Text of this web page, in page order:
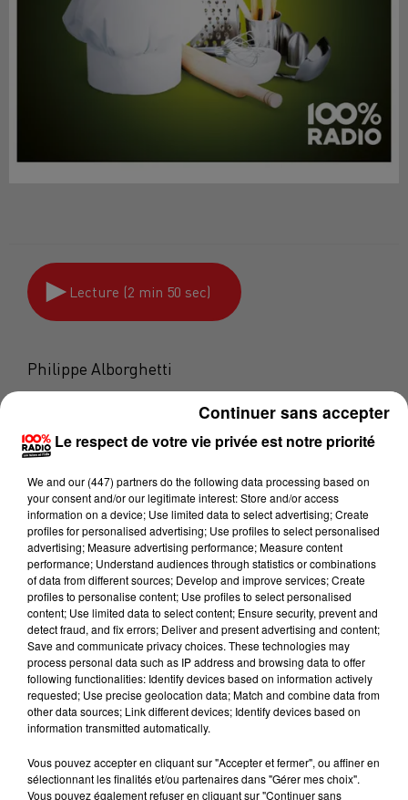
Lecture (2 min 50 sec)
Philippe Alborghetti
24 février 2025 - 2 min 50 sec
100% ? FAR BRETON AUX PRUNEAUX DE
DOMINIQUE
Far breton aux pruneaux de Dominique
- 36 pruneaux
- 300 gr de sucre
- 350 gr de farine
- 6 œufs
- 2 sachets sucre vanillé
- Beurre
Le respect de votre vie privée est notre priorité
We and our (447) partnersdo the following data processing based on
your consent and/or our legitimate interest: Store and/or access
information on a device; Use limited data to select advertising; Create
profiles for personalised advertising; Use profiles to select personalised
advertising; Measure advertising performance; Measure content
performance; Understand audiences through statistics or combinations
of data from different sources; Develop and improve services; Create
profiles to personalise content; Use profiles to select personalised
content; Use limited data to select content; Ensure security, prevent and
detect fraud, and fix errors; Deliver and present advertising and content;
Save and communicate privacy choices. These technologies may
process personal data such as IP address and browsing data to offer
following functionalities: Identify devices based on information actively
requested; Use precise geolocation data; Match and combine data from
other data sources; Link different devices; Identify devices based on
information transmitted automatically.
Vous pouvez accepter en cliquant sur "Accepter et fermer", ou affiner en
sélectionnant les finalités et/ou partenaires dans "Gérer mes choix".
Vous pouvez également refuser en cliquant sur "Continuer sans
Continuer sans accepter